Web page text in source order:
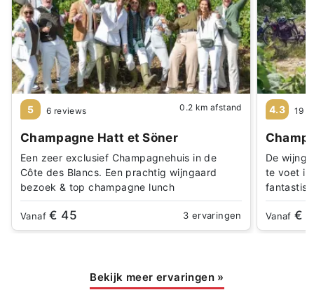
5 6 reviews 0.2 km afstand
Champagne Hatt et Söner
Een zeer exclusief Champagnehuis in de
Côte des Blancs. Een prachtig wijngaard
bezoek & top champagne lunch
Vanaf€ 45 3 ervaringen
4.3 19
De
te voet
Vanaf€ 8
Bekijk meer ervaringen »